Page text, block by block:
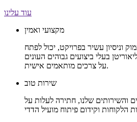
עוד עלינו
מקצועי ואמין
וניסיון עשיר בפרויקט, יכול לפתח
בעלי ביצועים גבוהים העונים
על צרכים מותאמים אישית.
שירות טוב
והשירותים שלנו, חתירה לעלות על